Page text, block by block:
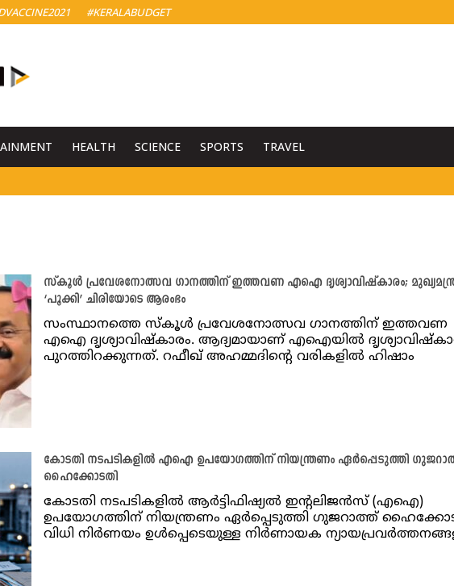
#KERALABUDGET
HEALTH SCIENCE SPORTS TRAVEL
സ്‌കൂൾ പ്രവേശനോത്സവ ഗാനത്തിന് ഇത്തവണ എഐ ദൃശ്യാവിഷ്‌കാരം;
‘പൂക്കി’ ചിരിയോടെ ആരംഭം
സംസ്ഥാനത്തെ സ്‌കൂൾ പ്രവേശനോത്സവ ഗാനത്തിന് ഇത്തവണ
എഐ ദൃശ്യാവിഷ്‌കാരം. ആദ്യമായാണ് എഐയില്‍
പുറത്തിറക്കുന്നത്. റഫീഖ് അഹമ്മദിന്റെ വരികളില്‍ ഹിഷാം
കോടതി നടപടികളില്‍ എഐ ഉപയോഗത്തിന് നിയന്ത്രണം ഏര്‍പ്പെടുത്തി
ഹൈക്കോടതി
കോടതി നടപടികളില്‍ ആര്‍ട്ടിഫിഷ്യല്‍ ഇന്റലിജന്‍സ് (എഐ)
ഉപയോഗത്തിന് നിയന്ത്രണം ഏര്‍പ്പെടുത്തി ഗുജറാത്ത്
വിധി നിര്‍ണയം ഉള്‍പ്പെടെയുള്ള നിര്‍ണായക